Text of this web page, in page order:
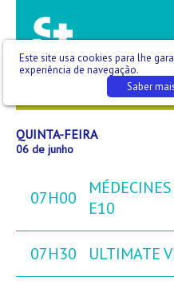
05
QUINTA-FEIRA
06 de junho
07H00
E10
07H30 ULTIMATE
Este site usa cookies para lhe
experiência de navegação.
Saber